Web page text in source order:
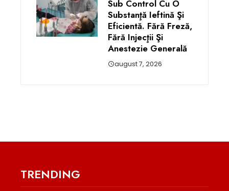
Sub Control Cu O
Substanţă Ieftină Şi
Eficientă. Fără Freză,
Fără Injecţii Şi
Anestezie Generală
august 7, 2026
TRENDING